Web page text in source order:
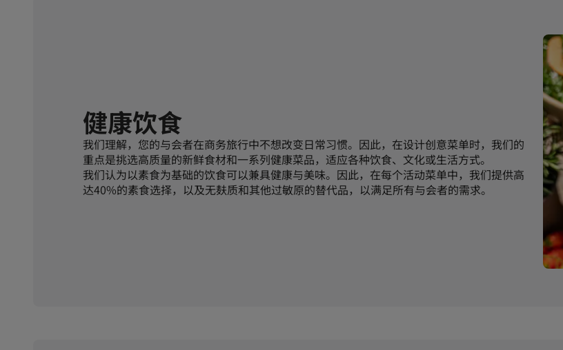
健康饮食
我们理解，您的与会者在商务旅行中不想改变日常习惯。因此，在设计创意菜单时，我们的
重点是挑选高质量的新鲜食材和一系列健康菜品，适应各种饮食、文化或生活方式。
我们认为以素食为基础的饮食可以兼具健康与美味。因此，在每个活动菜单中，我们提供高
达40%的素食选择，以及无麸质和其他过敏原的替代品，以满足所有与会者的需求。